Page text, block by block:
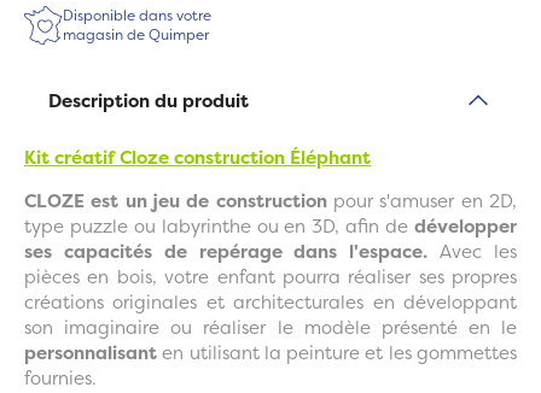
Disponible dans votre
magasin de Quimper
Description du produit
Kit créatif Cloze construction Éléphant
CLOZE est un jeu de constructionpour s'amuser en 2D,
type puzzle ou labyrinthe ou en 3D, afin de développer
ses capacités de repérage dans l'espace. Avec les
pièces en bois, votre enfant pourra réaliser ses propres
créations originales et architecturales en développant
son imaginaire ou réaliser le modèle présenté en le
personnalisanten utilisant la peinture et les gommettes
fournies.